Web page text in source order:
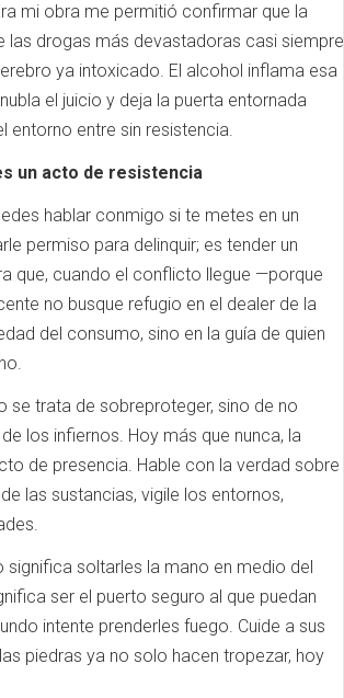
mi obra me permitió confirmar que la
las drogas más devastadoras casi siempre
ya intoxicado. El alcohol inflama esa
el juicio y deja la puerta entornada
entorno entre sin resistencia.
un acto de resistencia
hablar conmigo si te metes en un
permiso para delinquir; es tender un
que, cuando el conflicto llegue —porque
no busque refugio en el dealer de la
del consumo, sino en la guía de quien
se trata de sobreproteger, sino de no
los infiernos. Hoy más que nunca, la
de presencia. Hable con la verdad sobre
las sustancias, vigile los entornos,
significa soltarles la mano en medio del
ser el puerto seguro al que puedan
intente prenderles fuego. Cuide a sus
piedras ya no solo hacen tropezar, hoy